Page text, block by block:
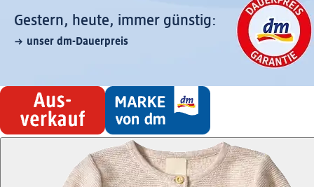
Gestern, heute, immer günstig:
unser dm-Dauerpreis